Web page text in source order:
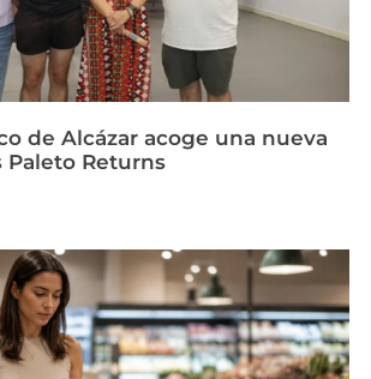
de Alcázar acoge una nueva
Paleto Returns